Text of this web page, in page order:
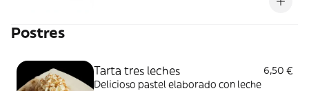
Postres
Tarta tres leches
6,50 €
Delicioso pastel elaborado con leche